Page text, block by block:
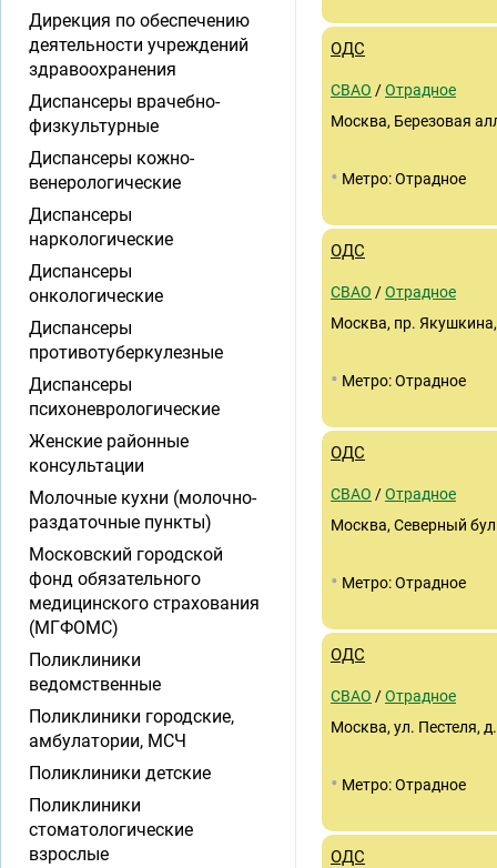
ОДС
СВАО /Отрадное
Москва, Березовая
• Метро: Отрадное
ОДС
СВАО /Отрадное
Москва, пр.
• Метро: Отрадное
ОДС
СВАО /Отрадное
Москва, Северный
• Метро: Отрадное
ОДС
СВАО /Отрадное
Москва, ул. Пестеля,
• Метро: Отрадное
ОДС
Дирекция по обеспечению
деятельности учреждений
здравоохранения
Диспансеры врачебно-
физкультурные
Диспансеры кожно-
венерологические
Диспансеры
наркологические
Диспансеры
онкологические
Диспансеры
противотуберкулезные
Диспансеры
психоневрологические
Женские районные
консультации
Молочные кухни (молочно-
раздаточные пункты)
Московский городской
фонд обязательного
медицинского страхования
(МГФОМС)
Поликлиники
ведомственные
Поликлиники городские,
амбулатории, МСЧ
Поликлиники детские
Поликлиники
стоматологические
взрослые